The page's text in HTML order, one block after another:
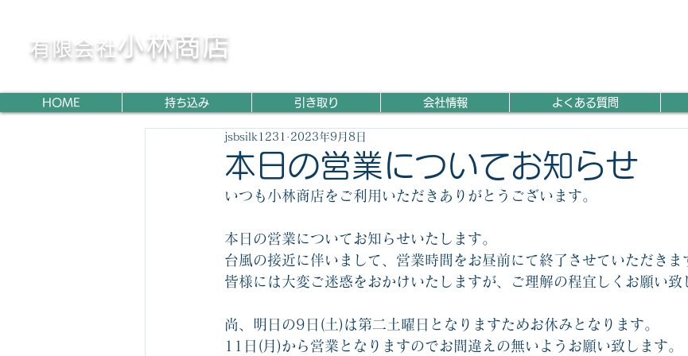
有限会社小林商店
HOME 持ち込み 引き取り 会社情報 よくある質問
本日の営業についてお知らせ
jsbsilk1231 2023年9月8日
いつも小林商店をご利用いただきありがとうございます。
本日の営業についてお知らせいたします。
台風の接近に伴いまして、営業時間をお昼前にて終了させていただきま
皆様には大変ご迷惑をおかけいたしますが、ご理解の程宜しくお願い致
尚、明日の9日(土)は第二土曜日となりますためお休みとなります。
11日(月)から営業となりますのでお間違えの無いようお願い致します。